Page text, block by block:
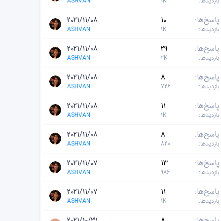
پاسخ‌ها 10
بازدیدها 1K
2021/11/08
ASHVAN
پاسخ‌ها 29
بازدیدها 2K
2021/11/08
ASHVAN
پاسخ‌ها 8
بازدیدها 726
2021/11/08
ASHVAN
پاسخ‌ها 11
بازدیدها 1K
2021/11/08
ASHVAN
پاسخ‌ها 8
بازدیدها 840
2021/11/08
ASHVAN
پاسخ‌ها 13
بازدیدها 986
2021/11/07
ASHVAN
پاسخ‌ها 11
بازدیدها 1K
2021/11/07
ASHVAN